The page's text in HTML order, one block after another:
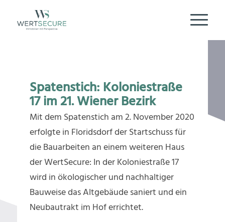
Spatenstich: Koloniestraße
17 im 21. Wiener Bezirk
Mit dem Spatenstich am 2. November 2020
erfolgte in Floridsdorf der Startschuss für
die Bauarbeiten an einem weiteren Haus
der WertSecure: In der Koloniestraße 17
wird in ökologischer und nachhaltiger
Bauweise das Altgebäude saniert und ein
Neubautrakt im Hof errichtet.